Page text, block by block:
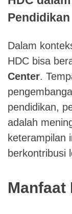
Pendidikan
Dalam
HDC bisa
Center.
pendidikan,
adalah
keterampilan
berkontribusi
Manfaat